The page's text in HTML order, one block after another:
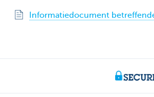
Informatiedocument